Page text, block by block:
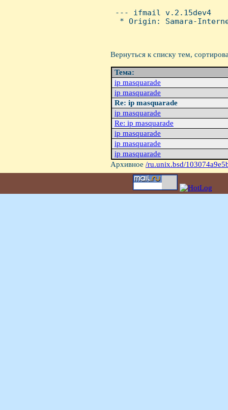
--- ifmail v.2.15dev4
* Origin: Samara-
Вернуться к списку тем,
Тема:
ip masquarade
ip masquarade
Re: ip masquarade
ip masquarade
Re: ip masquarade
ip masquarade
ip masquarade
ip masquarade
Архивное /ru.unix.bsd/